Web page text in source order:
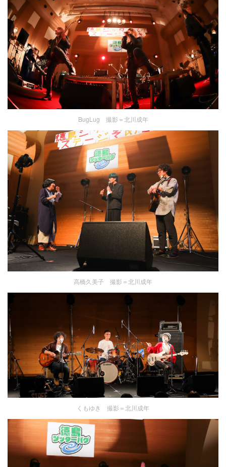
BugLug 撮影＝北川成年
高橋久美子 撮影＝北川成年
くもゆき 撮影＝北川成年